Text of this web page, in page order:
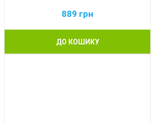
889 грн
ДО КОШИКУ